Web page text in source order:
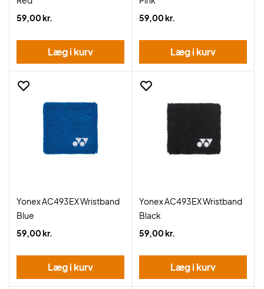
59,00 kr.
Læg i kurv
59,00 kr.
Læg i kurv
Yonex AC493EX Wristband
Blue
59,00 kr.
Læg i kurv
Yonex AC493EX Wristband
Black
59,00 kr.
Læg i kurv